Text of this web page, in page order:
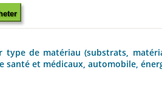
de matériau (substrats,
et médicaux, automobile,